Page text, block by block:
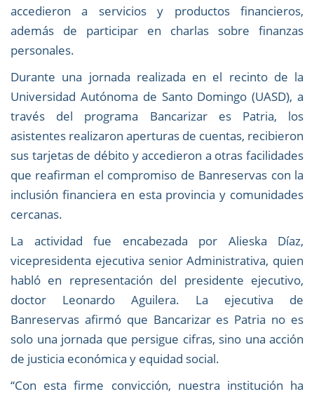
accedieron a servicios y productos financieros,
además de participar en charlas sobre finanzas
personales.
Durante una jornada realizada en el recinto de la
Universidad Autónoma de Santo Domingo (UASD), a
través del programa Bancarizar es Patria, los
asistentes realizaron aperturas de cuentas, recibieron
sus tarjetas de débito y accedieron a otras facilidades
que reafirman el compromiso de Banreservas con la
inclusión financiera en esta provincia y comunidades
cercanas.
La actividad fue encabezada por Alieska Díaz,
vicepresidenta ejecutiva senior Administrativa, quien
habló en representación del presidente ejecutivo,
doctor Leonardo Aguilera. La ejecutiva de
Banreservas afirmó que Bancarizar es Patria no es
solo una jornada que persigue cifras, sino una acción
de justicia económica y equidad social.
“Con esta firme convicción, nuestra institución ha